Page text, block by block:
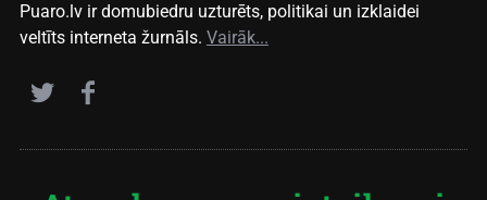
Puaro.lv ir domubiedru uzturēts, politikai un izklaidei
veltīts interneta žurnāls. Vairāk...